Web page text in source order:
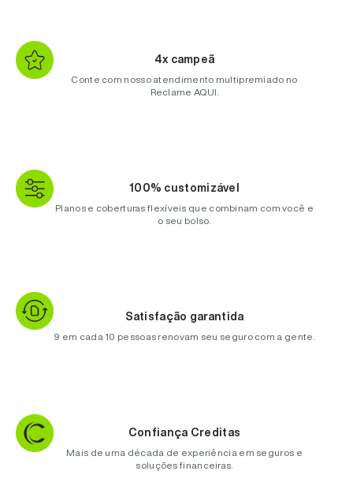
4x campeã
Conte com nosso atendimento multipremiado no
Reclame AQUI.
100% customizável
Planos e coberturas flexíveis que combinam com você e
o seu bolso.
Satisfação garantida
9 em cada 10 pessoas renovam seu seguro com a gente.
Confiança Creditas
Mais de uma década de experiência em seguros e
soluções financeiras.